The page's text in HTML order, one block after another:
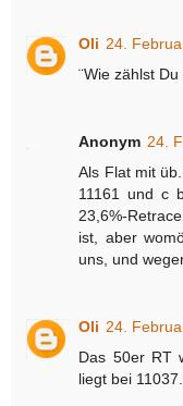
Oli 24.
¨Wie zählst
Anonym 24.
Als Flat mit
11161 und c
23,6%-
ist, aber
uns, und
Oli 24.
Das 50er RT
liegt bei 11037.